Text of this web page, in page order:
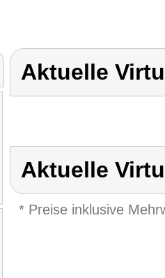
Aktuelle
Aktuelle
* Preise inklusive